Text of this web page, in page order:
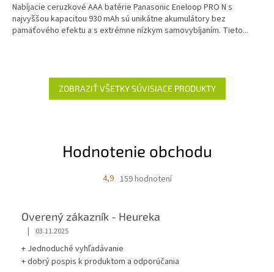
Nabíjacie ceruzkové AAA batérie Panasonic Eneloop PRO N s
najvyššou kapacitou 930 mAh sú unikátne akumulátory bez
pamäťového efektu a s extrémne nízkym samovybíjaním. Tieto...
ZOBRAZIŤ VŠETKY SÚVISIACE PRODUKTY
Hodnotenie obchodu
4,9 159 hodnotení
Overený zákazník - Heureka
| 03.11.2025
+ Jednoduché vyhľadávanie
+ dobrý pospis k produktom a odporúčania